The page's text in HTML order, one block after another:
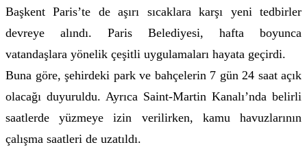
Başkent Paris’te de aşırı sıcaklara karşı yeni tedbirler
devreye alındı. Paris Belediyesi, hafta boyunca
vatandaşlara yönelik çeşitli uygulamaları hayata geçirdi.
Buna göre, şehirdeki park ve bahçelerin 7 gün 24 saat açık
olacağı duyuruldu. Ayrıca Saint-Martin Kanalı’nda belirli
saatlerde yüzmeye izin verilirken, kamu havuzlarının
çalışma saatleri de uzatıldı.